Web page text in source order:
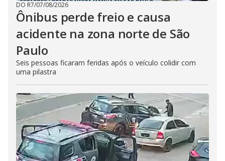
DO R7/07/08/2026
Ônibus perde freio e causa
acidente na zona norte de São
Paulo
Seis pessoas ficaram feridas após o veículo colidir com
uma pilastra